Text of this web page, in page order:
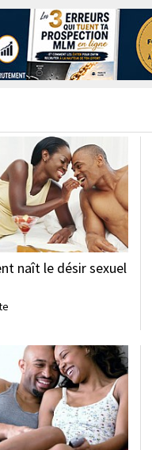
naît le désir sexuel